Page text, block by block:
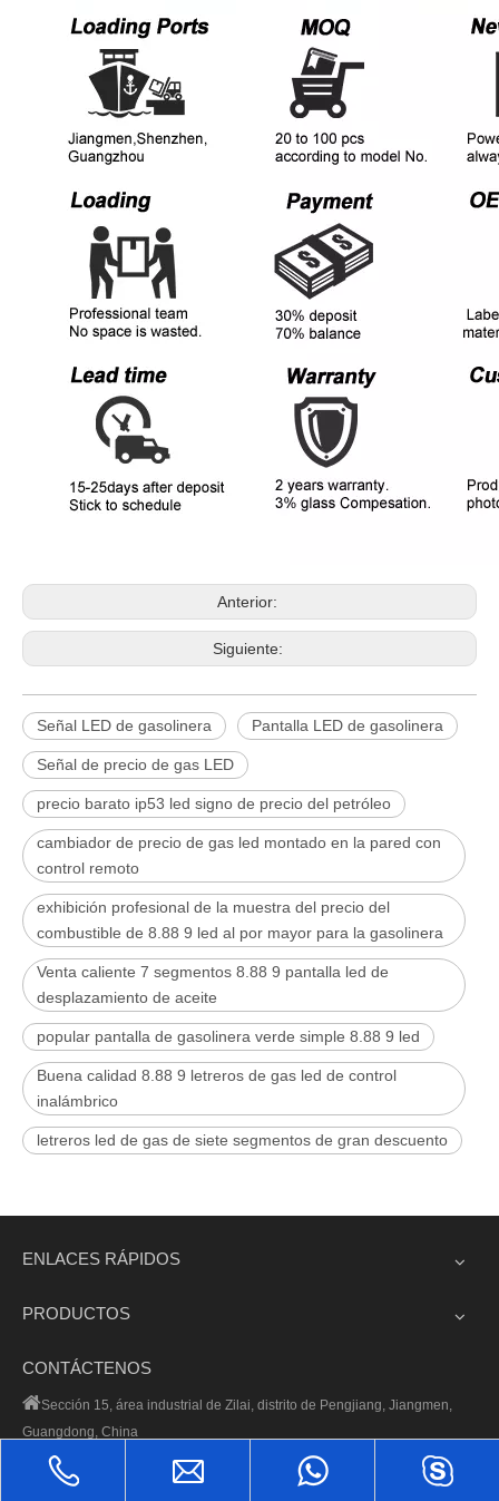
Anterior:
Siguiente:
Señal LED de gasolinera Pantalla LED de gasolinera
Señal de precio de gas LED
precio barato ip53 led signo de precio del petróleo
cambiador de precio de gas led montado en la pared con
control remoto
exhibición profesional de la muestra del precio del
combustible de 8.88 9 led al por mayor para la gasolinera
Venta caliente 7 segmentos 8.88 9 pantalla led de
desplazamiento de aceite
popular pantalla de gasolinera verde simple 8.88 9 led
Buena calidad 8.88 9 letreros de gas led de control
inalámbrico
letreros led de gas de siete segmentos de gran descuento
ENLACES RÁPIDOS
PRODUCTOS
CONTÁCTENOS
Sección 15, área industrial de Zilai, distrito de Pengjiang, Jiangmen,
Guangdong, China
+ 86-0750-2633538
+ 86-0750-2633539